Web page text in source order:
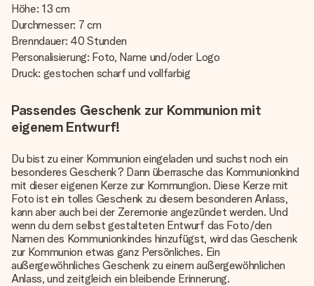
Höhe: 13 cm
Durchmesser: 7 cm
Brenndauer: 40 Stunden
Personalisierung: Foto, Name und/oder Logo
Druck: gestochen scharf und vollfarbig
Passendes Geschenk zur Kommunion mit
eigenem Entwurf!
Du bist zu einer Kommunion eingeladen und suchst noch ein
besonderes Geschenk? Dann überrasche das Kommunionkind
mit dieser eigenen Kerze zur Kommungion. Diese Kerze mit
Foto ist ein tolles Geschenk zu diesem besonderen Anlass,
kann aber auch bei der Zeremonie angezündet werden. Und
wenn du dem selbst gestalteten Entwurf das Foto/den
Namen des Kommunionkindes hinzufügst, wird das Geschenk
zur Kommunion etwas ganz Persönliches. Ein
außergewöhnliches Geschenk zu einem außergewöhnlichen
Anlass, und zeitgleich ein bleibende Erinnerung.